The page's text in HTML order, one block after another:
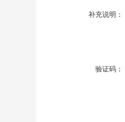
补充说明：
验证码：